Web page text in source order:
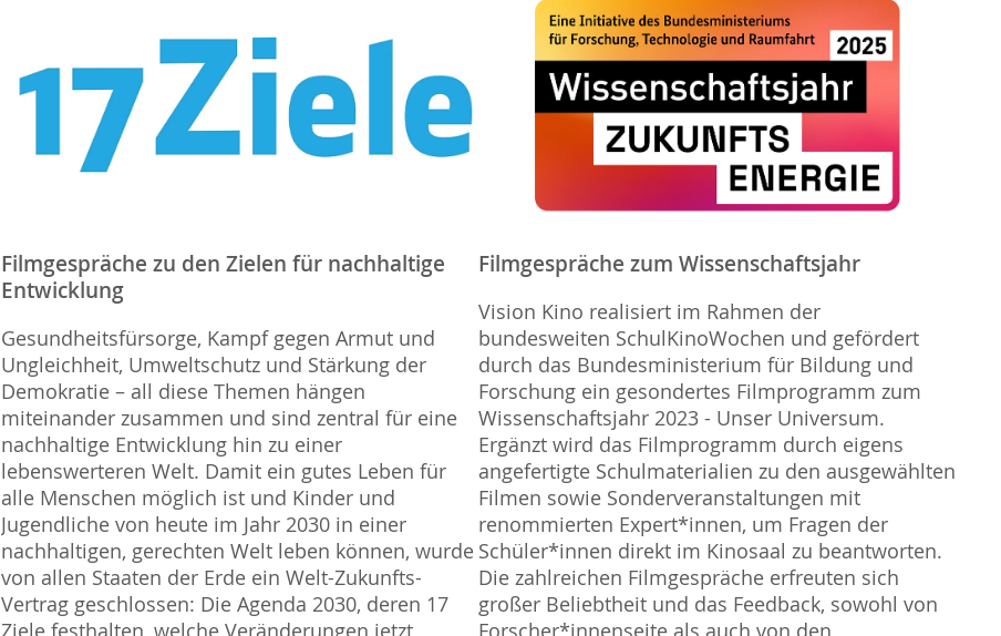
Filmgespräche zu den Zielen für nachhaltige
Entwicklung
Gesundheitsfürsorge, Kampf gegen Armut und
Ungleichheit, Umweltschutz und Stärkung der
Demokratie – all diese Themen hängen
miteinander zusammen und sind zentral für eine
nachhaltige Entwicklung hin zu einer
lebenswerteren Welt. Damit ein gutes Leben für
alle Menschen möglich ist und Kinder und
Jugendliche von heute im Jahr 2030 in einer
nachhaltigen, gerechten Welt leben können, wurde
von allen Staaten der Erde ein Welt-Zukunfts-
Vertrag geschlossen: Die Agenda 2030, deren 17
Filmgespräche zum Wissenschaftsjahr
Vision Kino realisiert im Rahmen der
bundesweiten SchulKinoWochen und gefördert
durch das Bundesministerium für Bildung und
Forschung ein gesondertes Filmprogramm zum
Wissenschaftsjahr 2023 - Unser Universum.
Ergänzt wird das Filmprogramm durch eigens
angefertigte Schulmaterialien zu den ausgewählten
Filmen sowie Sonderveranstaltungen mit
renommierten Expert*innen, um Fragen der
Schüler*innen direkt im Kinosaal zu beantworten.
Die zahlreichen Filmgespräche erfreuten sich
großer Beliebtheit und das Feedback, sowohl von